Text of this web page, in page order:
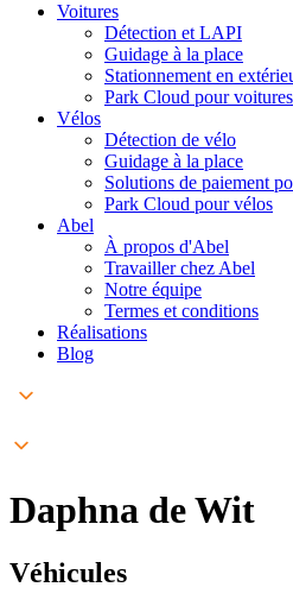
Voitures
Détection et LAPI
Guidage à la place
Stationnement en
Park Cloud pour voitures
Vélos
Détection de vélo
Guidage à la place
Solutions de paiement
Park Cloud pour vélos
Abel
À propos d'Abel
Travailler chez Abel
Notre équipe
Termes et conditions
Réalisations
Blog
Daphna de Wit
Véhicules